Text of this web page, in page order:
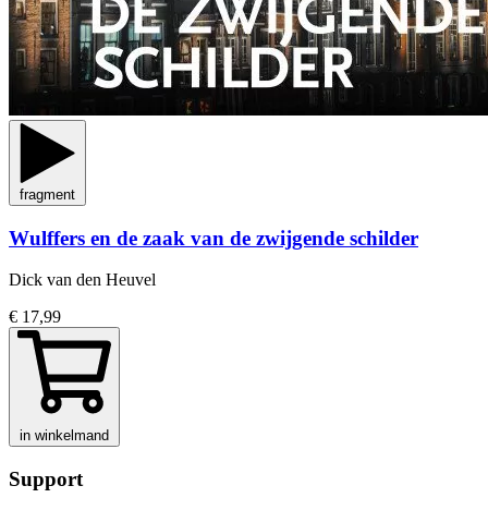
fragment
Wulffers en de zaak van de zwijgende schilder
Dick van den Heuvel
€ 17,99
in winkelmand
Support